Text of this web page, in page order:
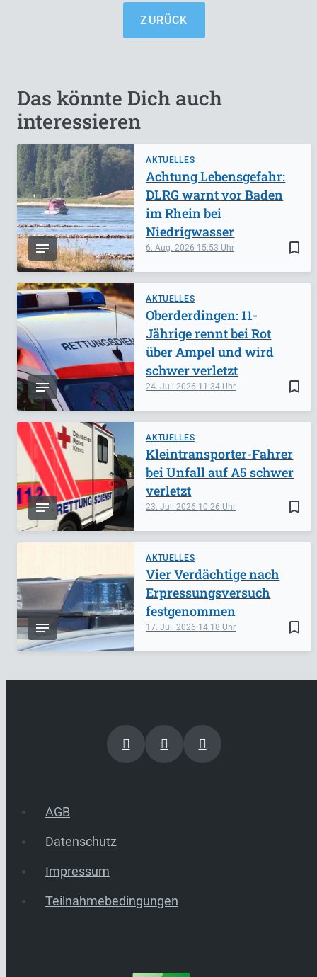
ZURÜCK
Das könnte Dich auch
interessieren
AKTUELLES
bookmark_border
6. Aug. 2026 15:53
Achtung Lebensgefahr:
DLRG warnt vor Baden
im Rhein bei
Niedrigwasser
AKTUELLES
bookmark_border
24. Juli 2026 11:34
Oberderdingen: 11-
Jährige rennt bei Rot
über Ampel und wird
schwer verletzt
AKTUELLES
bookmark_border
23. Juli 2026 10:26
Kleintransporter-Fahrer
bei Unfall auf A5 schwer
verletzt
AKTUELLES
bookmark_border
17. Juli 2026 14:18
Vier Verdächtige nach
Erpressungsversuch
festgenommen
AGB
Datenschutz
Impressum
Teilnahmebedingungen